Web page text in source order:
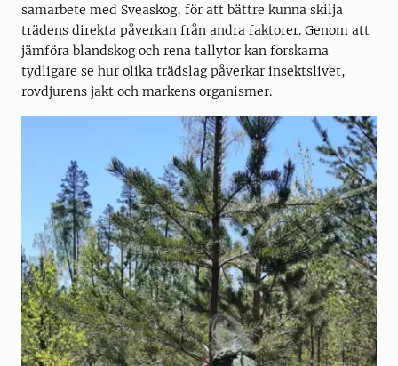
samarbete med Sveaskog, för att bättre kunna skilja
trädens direkta påverkan från andra faktorer. Genom att
jämföra blandskog och rena tallytor kan forskarna
tydligare se hur olika trädslag påverkar insektslivet,
rovdjurens jakt och markens organismer.